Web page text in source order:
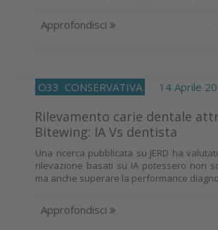
Approfondisci
O33 CONSERVATIVA 14 Aprile
Rilevamento carie dentale
Bitewing: IA Vs dentista
Una ricerca pubblicata su JERD ha
rilevazione basati su IA potessero non
ma anche superare la performance
Approfondisci